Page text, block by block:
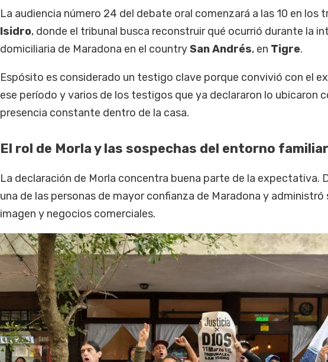
La audiencia número 24 del debate oral comenzará a las 10 en los
Isidro, donde el tribunal busca reconstruir qué ocurrió durante la
domiciliaria de Maradona en el countrySan Andrés, en Tigre.
Espósito es considerado un testigo clave porque convivió con el
ese período y varios de los testigos que ya declararon lo ubicaron
presencia constante dentro de la casa.
El rol de Morla y las sospechas del entorno familiar
La declaración de Morla concentra buena parte de la expectativa.
una de las personas de mayor confianza de Maradona y administró
imagen y negocios comerciales.